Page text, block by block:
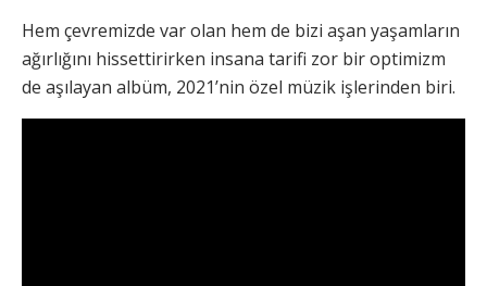
Hem çevremizde var olan hem de bizi aşan yaşamların
ağırlığını hissettirirken insana tarifi zor bir optimizm
de aşılayan albüm, 2021’nin özel müzik işlerinden biri.